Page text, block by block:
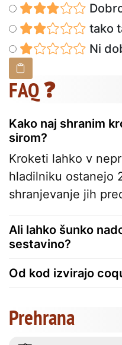
tako
Ni
FAQ ❓
Kako naj shranim
sirom?
Kroketi lahko v
hladilniku ostanejo
shranjevanje jih
Ali lahko šunko
sestavino?
Od kod izvirajo
Prehrana